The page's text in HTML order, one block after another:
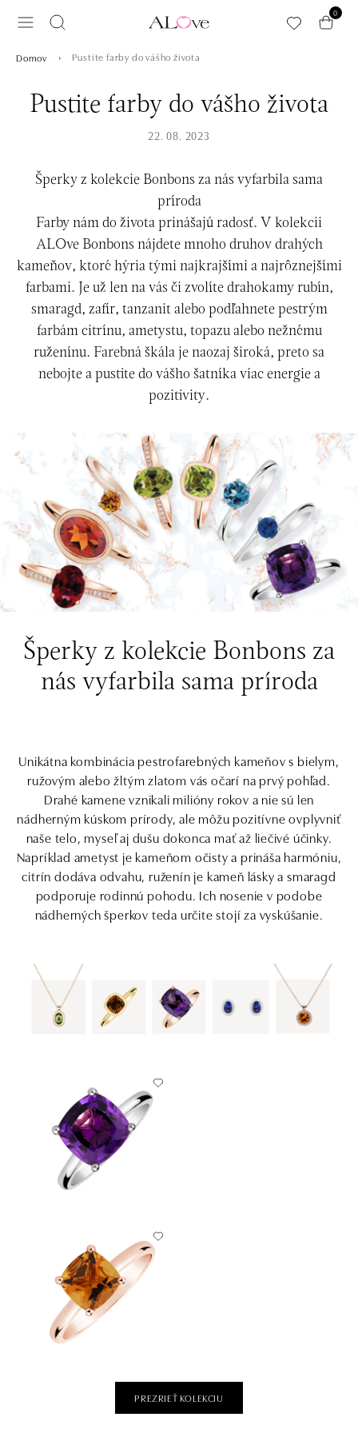
0
Domov Pustite farby do vášho života
Pustite farby do vášho života
22. 08. 2023
Šperky z kolekcie Bonbons za nás vyfarbila sama
príroda
Farby nám do života prinášajú radosť. V kolekcii
ALOve Bonbons nájdete mnoho druhov drahých
kameňov, ktoré hýria tými najkrajšími a najrôznejšími
farbami. Je už len na vás či zvolíte drahokamy rubín,
smaragd, zafír, tanzanit alebo podľahnete pestrým
farbám citrínu, ametystu, topazu alebo nežnému
ruženínu. Farebná škála je naozaj široká, preto sa
nebojte a pustite do vášho šatníka viac energie a
pozitivity.
Šperky z kolekcie Bonbons za
nás vyfarbila sama príroda
Unikátna kombinácia pestrofarebných kameňov s bielym,
ružovým alebo žltým zlatom vás očarí na prvý pohľad.
Drahé kamene vznikali milióny rokov a nie sú len
nádherným kúskom prírody, ale môžu pozitívne ovplyvniť
naše telo, myseľ aj dušu dokonca mať až liečivé účinky.
Napríklad ametyst je kameňom očisty a prináša harmóniu,
citrín dodáva odvahu, ruženín je kameň lásky a smaragd
podporuje rodinnú pohodu. Ich nosenie v podobe
nádherných šperkov teda určite stojí za vyskúšanie.
PREZRIEŤ KOLEKCIU